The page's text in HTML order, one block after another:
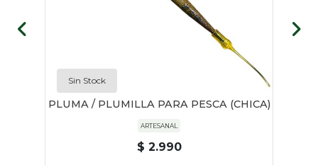
Sin Stock
PLUMA / PLUMILLA PARA PESCA (CHICA)
ARTESANAL
$ 2.990